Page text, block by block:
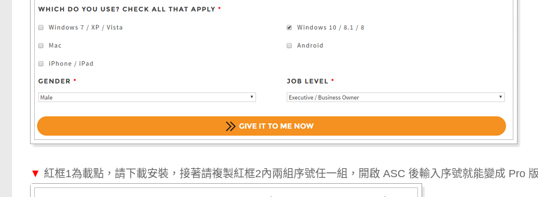
▼ 紅框1為載點，請下載安裝，接著請複製紅框2內兩組序號任一組，開啟 ASC 後輸入序號就能變成 Pro